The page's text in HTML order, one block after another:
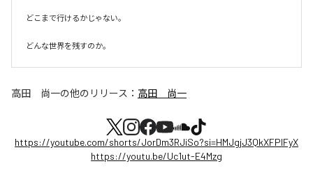
どこまで行けるかじゃない。
どんな世界を残すのか。
高田 尚一の他のリリース： 高田 尚一
https://youtube.com/shorts/JorDm3RJiSo?si=HMJgjJ3QkXFPlFyX
https://youtu.be/Uc1ut-E4Mzg